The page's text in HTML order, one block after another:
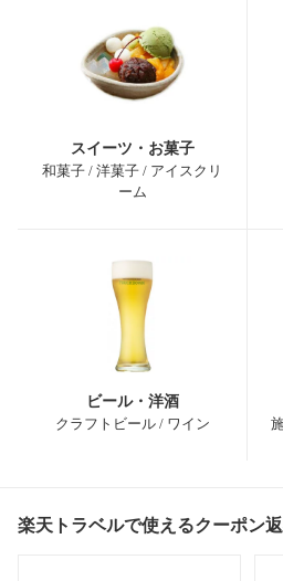
スイーツ・お菓子
和菓子 / 洋菓子 / アイスクリ
ーム
ビール・洋酒
クラフトビール / ワイン
楽天トラベルで使えるクーポン